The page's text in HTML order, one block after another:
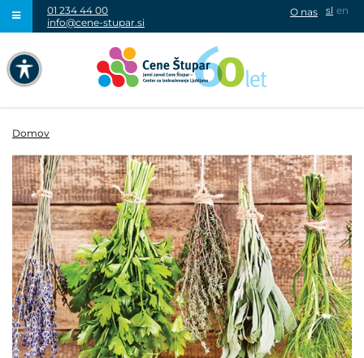
NAVIGACIJA PREKO TIPKOVNICE
VISOK KONTRAST
SIVINE
01 234 44 00
info@cene-stupar.si
sl en
O nas
Domov